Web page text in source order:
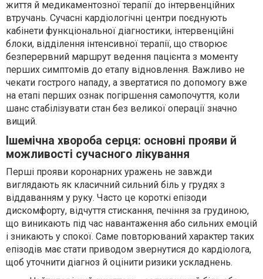
життя й медикаментозної терапії до інтервенційних
втручань. Сучасні кардіологічні центри поєднують
кабінети функціональної діагностики, інтервенційні
блоки, відділення інтенсивної терапії, що створює
безперервний маршрут ведення пацієнта з моменту
перших симптомів до етапу відновлення. Важливо не
чекати гострого нападу, а звертатися по допомогу вже
на етапі перших ознак погіршення самопочуття, коли
шанс стабілізувати стан без великої операції значно
вищий.
Ішемічна хвороба серця: основні прояви й
можливості сучасного лікування
Перші прояви коронарних уражень не завжди
виглядають як класичний сильний біль у грудях з
віддаванням у руку. Часто це короткі епізоди
дискомфорту, відчуття стискання, печіння за грудиною,
що виникають під час навантаження або сильних емоцій
і зникають у спокої. Саме повторюваний характер таких
епізодів має стати приводом звернутися до кардіолога,
щоб уточнити діагноз й оцінити ризики ускладнень.